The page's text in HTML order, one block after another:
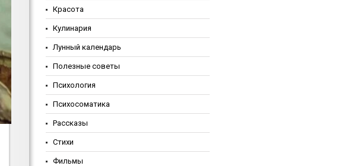
Красота
Кулинария
Лунный календарь
Полезные советы
Психология
Психосоматика
Рассказы
Стихи
Фильмы